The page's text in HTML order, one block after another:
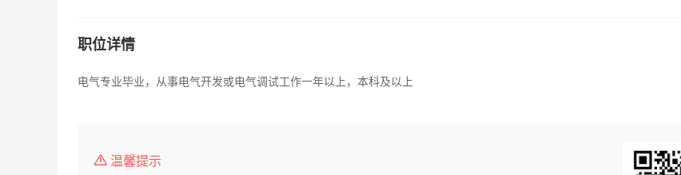
职位详情
电气专业毕业，从事电气开发或电气调试工作一年以上，本科及以上
温馨提示